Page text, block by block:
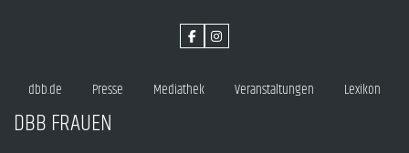
dbb.de Presse Mediathek Veranstaltungen Lexikon
DBB FRAUEN